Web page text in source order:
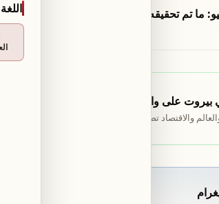
ما تم تحقيقه بين لبنان وإسرائيل غير مسبوق
بيروت على واتساب
والاقتصاد تصلك مباشرة.
اللغة